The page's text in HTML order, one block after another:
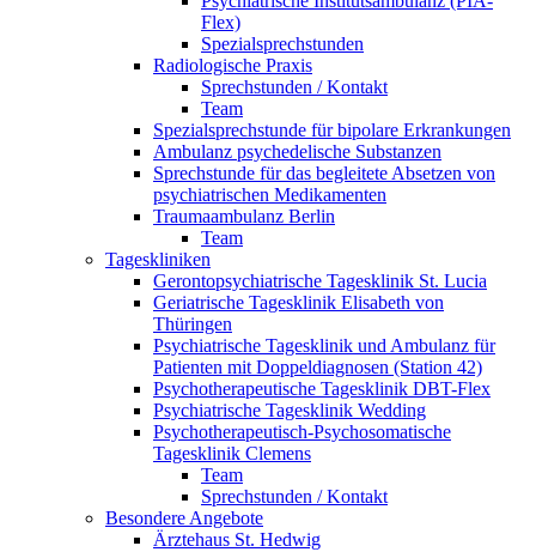
Flex)
Spezialsprechstunden
Radiologische Praxis
Sprechstunden / Kontakt
Team
Spezialsprechstunde für bipolare Erkrankungen
Ambulanz psychedelische Substanzen
Sprechstunde für das begleitete Absetzen von
psychiatrischen Medikamenten
Traumaambulanz Berlin
Team
Tageskliniken
Gerontopsychiatrische Tagesklinik St. Lucia
Geriatrische Tagesklinik Elisabeth von
Thüringen
Psychiatrische Tagesklinik und Ambulanz für
Patienten mit Doppeldiagnosen (Station 42)
Psychotherapeutische Tagesklinik DBT-Flex
Psychiatrische Tagesklinik Wedding
Psychotherapeutisch-Psychosomatische
Tagesklinik Clemens
Team
Sprechstunden / Kontakt
Besondere Angebote
Ärztehaus St. Hedwig